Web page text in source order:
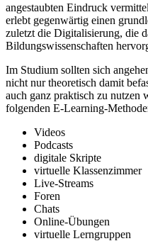
angestaubten Eindruck
erlebt gegenwärtig einen
zuletzt die Digitalisierung, die
Bildungswissenschaften
Im Studium sollten sich
nicht nur theoretisch damit
auch ganz praktisch zu nutzen
folgenden E-Learning-
Videos
Podcasts
digitale Skripte
virtuelle Klassenzimmer
Live-Streams
Foren
Chats
Online-Übungen
virtuelle Lerngruppen